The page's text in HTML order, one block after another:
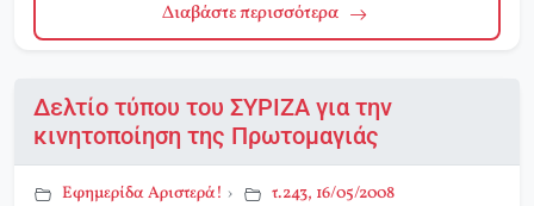
Διαβάστε περισσότερα
Δελτίο τύπου του ΣΥΡΙΖΑ για την
κινητοποίηση της Πρωτομαγιάς
Εφημερίδα Αριστερά! › τ.243, 16/05/2008